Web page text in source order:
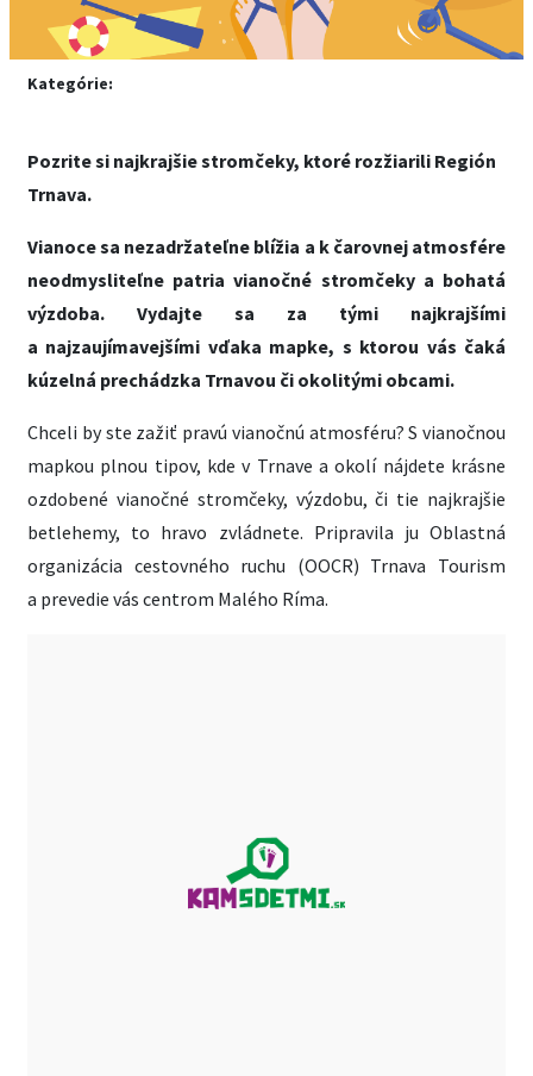
Kategórie:
Pozrite si najkrajšie stromčeky, ktoré rozžiarili Región
Trnava.
Vianoce sa nezadržateľne blížia a k čarovnej atmosfére
neodmysliteľne patria vianočné stromčeky a bohatá
výzdoba. Vydajte sa za tými najkrajšími
a najzaujímavejšími vďaka mapke, s ktorou vás čaká
kúzelná prechádzka Trnavou či okolitými obcami.
Chceli by ste zažiť pravú vianočnú atmosféru? S vianočnou
mapkou plnou tipov, kde v Trnave a okolí nájdete krásne
ozdobené vianočné stromčeky, výzdobu, či tie najkrajšie
betlehemy, to hravo zvládnete. Pripravila ju Oblastná
organizácia cestovného ruchu (OOCR) Trnava Tourism
a prevedie vás centrom Malého Ríma.